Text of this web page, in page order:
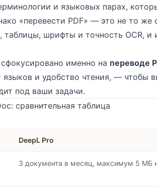
и языковых парах,
«перевести PDF» — это не то же
таблицы, шрифты и точность OCR, и
именно на переводе
языков и удобство чтения, — чтобы
под ваши задачи.
сравнительная таблица
DeepL Pro
3 документа в месяц, максимум 5 МБ